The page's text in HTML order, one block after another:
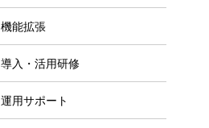
機能拡張
導入・活用研修
運用サポート